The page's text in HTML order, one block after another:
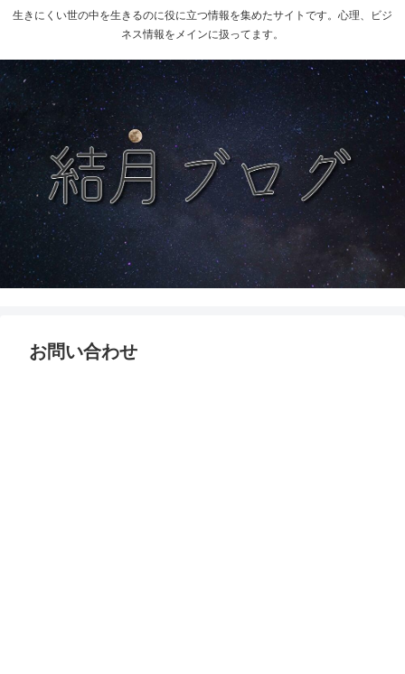
生きにくい世の中を生きるのに役に立つ情報を集めたサイトです。心理、ビジ
ネス情報をメインに扱ってます。
お問い合わせ